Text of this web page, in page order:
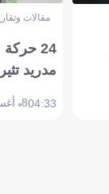
مقالات
24
مدريد
04:338 أغسطس 2026